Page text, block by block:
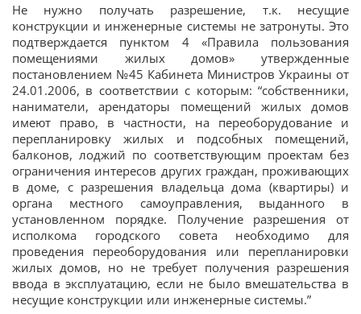
Не нужно получать разрешение, т.к. несущие
конструкции и инженерные системы не затронуты. Это
подтверждается пунктом 4 «Правила пользования
помещениями жилых домов» утвержденные
постановлением №45 Кабинета Министров Украины от
24.01.2006, в соответствии с которым: “собственники,
наниматели, арендаторы помещений жилых домов
имеют право, в частности, на переоборудование и
перепланировку жилых и подсобных помещений,
балконов, лоджий по соответствующим проектам без
ограничения интересов других граждан, проживающих
в доме, с разрешения владельца дома (квартиры) и
органа местного самоуправления, выданного в
установленном порядке. Получение разрешения от
исполкома городского совета необходимо для
проведения переоборудования или перепланировки
жилых домов, но не требует получения разрешения
ввода в эксплуатацию, если не было вмешательства в
несущие конструкции или инженерные системы.”